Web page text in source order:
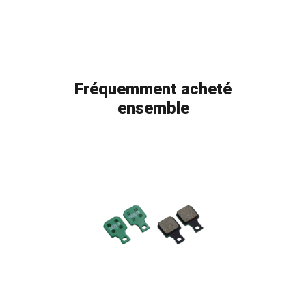
Fréquemment acheté
ensemble